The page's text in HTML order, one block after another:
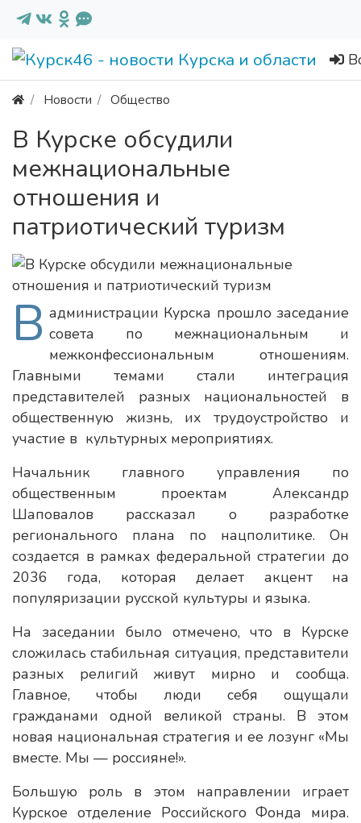
Новости Общество
В Курске обсудили
межнациональные
отношения и
патриотический туризм
В администрации Курска прошло заседание
совета по межнациональным и
межконфессиональным отношениям.
Главными темами стали интеграция
представителей разных национальностей в
общественную жизнь, их трудоустройство и
участие в культурных мероприятиях.
Начальник главного управления по
общественным проектам Александр
Шаповалов рассказал о разработке
регионального плана по нацполитике. Он
создается в рамках федеральной стратегии до
2036 года, которая делает акцент на
популяризации русской культуры и языка.
На заседании было отмечено, что в Курске
сложилась стабильная ситуация, представители
разных религий живут мирно и сообща.
Главное, чтобы люди себя ощущали
гражданами одной великой страны. В этом
новая национальная стратегия и ее лозунг «Мы
вместе. Мы — россияне!».
Большую роль в этом направлении играет
Курское отделение Российского Фонда мира.